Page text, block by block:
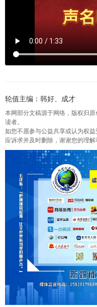
轮值主编：韩好、成才
本网部分文稿源于网络，版权归
读者。
如您不愿参与公益共享或认为权
应诉求并及时删除，谢谢您的理解